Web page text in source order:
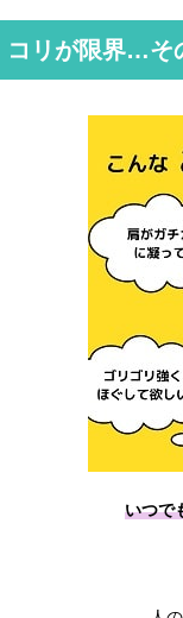
コリが限界…そ
いつで